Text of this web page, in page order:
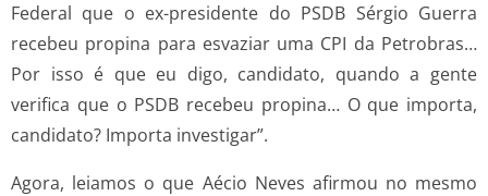
Federal que o ex-presidente do PSDB Sérgio Guerra
recebeu propina para esvaziar uma CPI da Petrobras…
Por isso é que eu digo, candidato, quando a gente
verifica que o PSDB recebeu propina… O que importa,
candidato? Importa investigar”.
Agora, leiamos o que Aécio Neves afirmou no mesmo